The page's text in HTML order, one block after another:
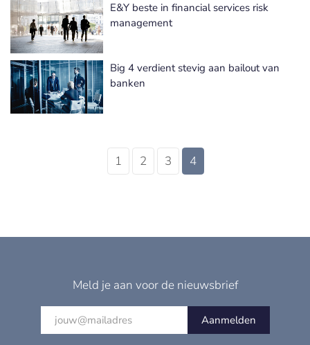
E&Y beste in financial services risk
management
Big 4 verdient stevig aan bailout van
banken
1 2 3 4
Meld je aan voor de nieuwsbrief
Aanmelden